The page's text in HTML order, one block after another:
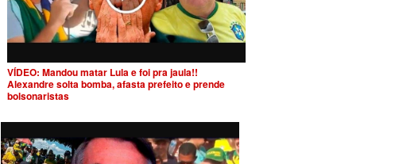
VÍDEO: Mandou matar Lula e foi pra jaula!!
Alexandre solta bomba, afasta prefeito e prende
bolsonaristas